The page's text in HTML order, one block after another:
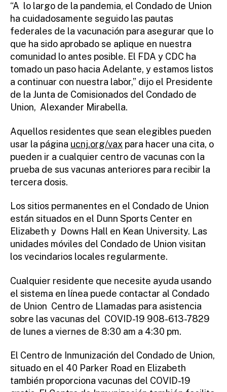
“A lo largo de la pandemia, el Condado de Union
ha cuidadosamente seguido las pautas
federales de la vacunación para asegurar que lo
que ha sido aprobado se aplique en nuestra
comunidad lo antes posible. El FDA y CDC ha
tomado un paso hacia Adelante, y estamos listos
a continuar con nuestra labor,” dijo el Presidente
de la Junta de Comisionados del Condado de
Union, Alexander Mirabella.
Aquellos residentes que sean elegibles pueden
usar la página ucnj.org/vax para hacer una cita, o
pueden ir a cualquier centro de vacunas con la
prueba de sus vacunas anteriores para recibir la
tercera dosis.
Los sitios permanentes en el Condado de Union
están situados en el Dunn Sports Center en
Elizabeth y Downs Hall en Kean University. Las
unidades móviles del Condado de Union visitan
los vecindarios locales regularmente.
Cualquier residente que necesite ayuda usando
el sistema en línea puede contactar al Condado
de Union Centro de Llamadas para asistencia
sobre las vacunas del COVID-19 908-613-7829
de lunes a viernes de 8:30 am a 4:30 pm.
El Centro de Inmunización del Condado de Union,
situado en el 40 Parker Road en Elizabeth
también proporciona vacunas del COVID-19